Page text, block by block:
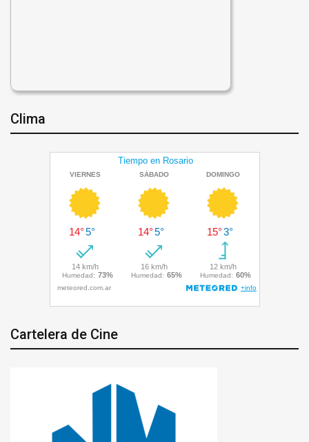
Clima
Cartelera de Cine